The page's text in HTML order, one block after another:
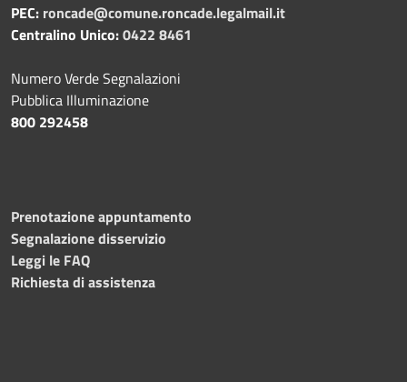
PEC: roncade@comune.roncade.legalmail.it
Centralino Unico:0422 8461
Numero Verde Segnalazioni
Pubblica Illuminazione
800 292458
Prenotazione appuntamento
Segnalazione disservizio
Leggi le FAQ
Richiesta di assistenza